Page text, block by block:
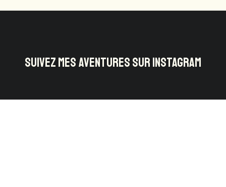
SUIVEZ MES AVENTURES SUR INSTAGRAM